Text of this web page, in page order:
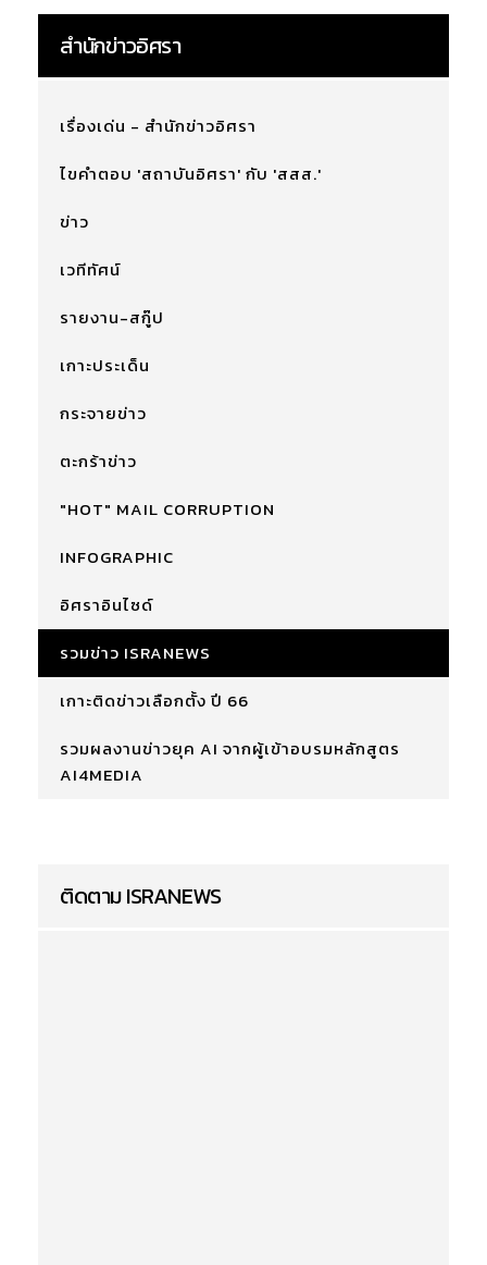
สำนักข่าวอิศรา
เรื่องเด่น - สำนักข่าวอิศรา
ไขคำตอบ 'สถาบันอิศรา' กับ 'สสส.'
ข่าว
เวทีทัศน์
รายงาน-สกู๊ป
เกาะประเด็น
กระจายข่าว
ตะกร้าข่าว
"HOT" MAIL CORRUPTION
INFOGRAPHIC
อิศราอินไซด์
รวมข่าว ISRANEWS
เกาะติดข่าวเลือกตั้ง ปี 66
รวมผลงานข่าวยุค AI จากผู้เข้าอบรมหลักสูตร
AI4MEDIA
ติดตาม ISRANEWS